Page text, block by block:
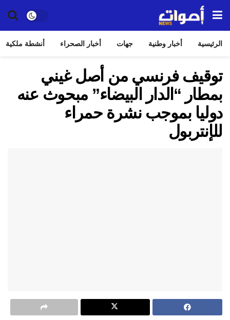
الرئيسية أخبار وطنية جهات أخبار الصحراء أنشطة ملكية
توقيف فرنسي من أصل غيني
بمطار “الدار البيضاء” مبحوث عنه
دوليا بموجب نشرة حمراء
للإنتربول